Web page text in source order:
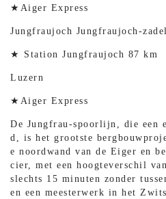
★Aiger Express
Jungfraujoch Jungfraujoch-zadel
★ Station Jungfraujoch 87 km
Luzern
★Aiger Express
De Jungfrau-spoorlijn, die een
d, is het grootste
e noordwand van de Eiger en
cier, met een hoogteverschil
slechts 15 minuten zonder
en een meesterwerk in het